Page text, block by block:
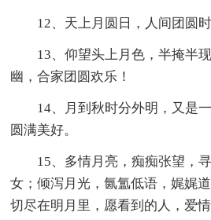
12、天上月圆日，人间团圆时
13、仰望头上月色，半掩半
幽，合家团圆欢乐！
14、月到秋时分外明，又是
圆满美好。
15、多情月亮，痴痴张望，
女；倾泻月光，氤氲低语，娓娓
切尽在明月里，愿看到的人，爱情